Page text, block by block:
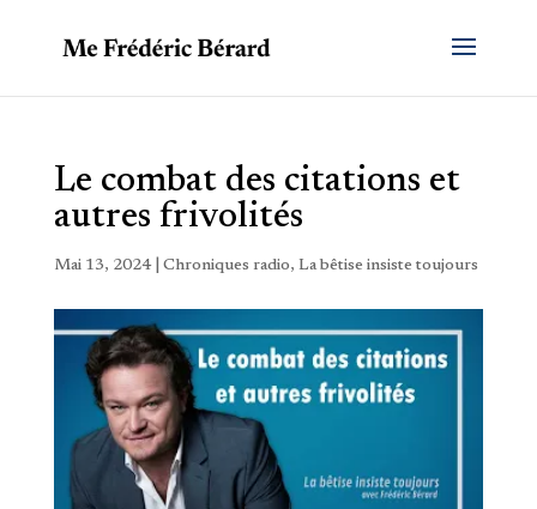
Le combat des citations et
autres frivolités
Mai 13, 2024| Chroniques radio, La bêtise insiste toujours